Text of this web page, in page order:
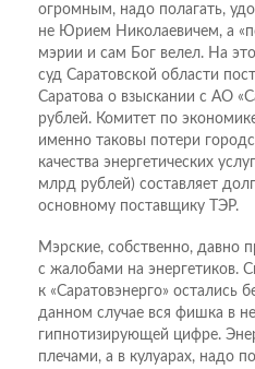
огромным, надо полагать,
не Юрием Николаевичем, а
мэрии и сам Бог велел. На
суд Саратовской области
Саратова о взыскании с АО
рублей. Комитет по
именно таковы потери
качества энергетических
млрд рублей) составляет
основному поставщику ТЭР.
Мэрские, собственно, давно
с жалобами на энергетиков.
к «Саратовэнерго» остались
данном случае вся фишка в
гипнотизирующей цифре.
плечами, а в кулуарах, надо